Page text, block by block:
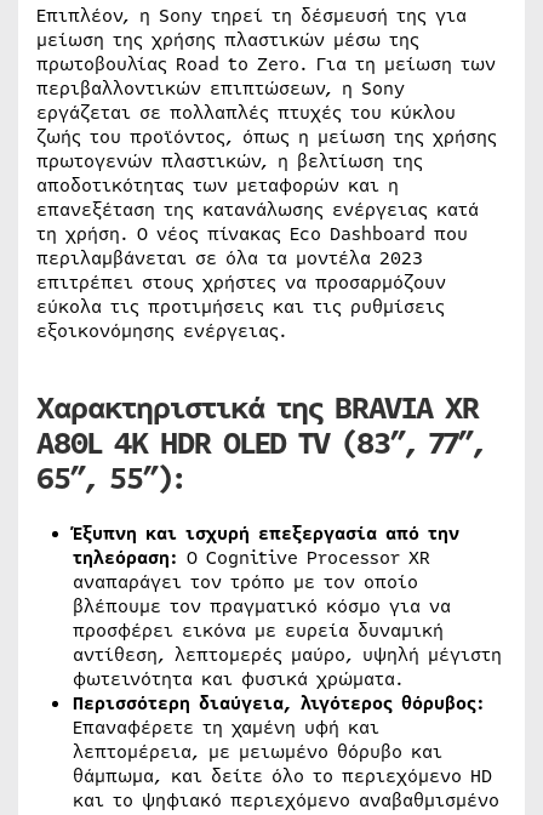
Επιπλέον, η Sony τηρεί τη δέσμευσή της για
μείωση της χρήσης πλαστικών μέσω της
πρωτοβουλίας Road to Zero. Για τη μείωση των
περιβαλλοντικών επιπτώσεων, η Sony
εργάζεται σε πολλαπλές πτυχές του κύκλου
ζωής του προϊόντος, όπως η μείωση της χρήσης
πρωτογενών πλαστικών, η βελτίωση της
αποδοτικότητας των μεταφορών και η
επανεξέταση της κατανάλωσης ενέργειας κατά
τη χρήση. Ο νέος πίνακας Eco Dashboard που
περιλαμβάνεται σε όλα τα μοντέλα 2023
επιτρέπει στους χρήστες να προσαρμόζουν
εύκολα τις προτιμήσεις και τις ρυθμίσεις
εξοικονόμησης ενέργειας.
Χαρακτηριστικά της BRAVIA XR
A80L 4K HDR OLED TV (83”, 77”,
65”, 55”):
Έξυπνη και ισχυρή επεξεργασία από την
τηλεόραση: Ο Cognitive Processor XR
αναπαράγει τον τρόπο με τον οποίο
βλέπουμε τον πραγματικό κόσμο για να
προσφέρει εικόνα με ευρεία δυναμική
αντίθεση, λεπτομερές μαύρο, υψηλή μέγιστη
φωτεινότητα και φυσικά χρώματα.
Περισσότερη διαύγεια, λιγότερος θόρυβος:
Επαναφέρετε τη χαμένη υφή και
λεπτομέρεια, με μειωμένο θόρυβο και
θάμπωμα, και δείτε όλο το περιεχόμενο HD
και το ψηφιακό περιεχόμενο αναβαθμισμένο